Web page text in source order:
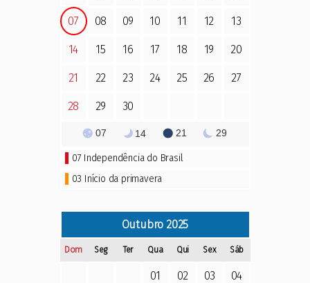
07 08 09 10 11 12 13
14 15 16 17 18 19 20
21 22 23 24 25 26 27
28 29 30
07 14 21 29
07 Independência do Brasil
03 Início da primavera
Outubro 2025
Dom Seg Ter Qua Qui Sex Sáb
01 02 03 04